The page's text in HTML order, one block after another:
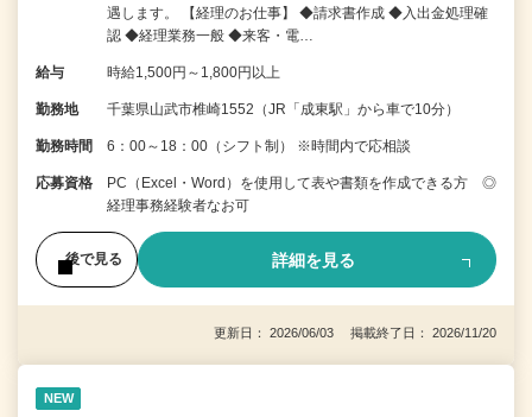
遇します。 【経理のお仕事】 ◆請求書作成 ◆入出金処理確
認 ◆経理業務一般 ◆来客・電…
給与 時給1,500円～1,800円以上
勤務地 千葉県山武市椎崎1552（JR「成東駅」から車で10分）
勤務時間 6：00～18：00（シフト制） ※時間内で応相談
応募資格
PC（Excel・Word）を使用して表や書類を作成できる方 ◎
経理事務経験者なお可
後で見る 詳細を見る
更新日： 2026/06/03 掲載終了日： 2026/11/20
NEW